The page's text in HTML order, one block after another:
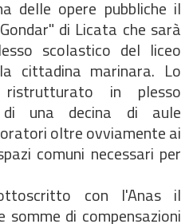
delle opere pubbliche il
di Licata che sarà
scolastico del liceo
cittadina marinara. Lo
in plesso
di una decina di aule
oltre ovviamente ai
comuni necessari per
con l'Anas il
di compensazioni